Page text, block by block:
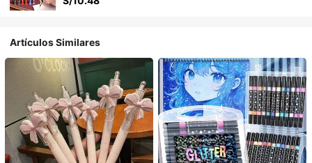
cumpleaños, Navidad, Halloween, Día de San Valentín, Año
Artículos Similares